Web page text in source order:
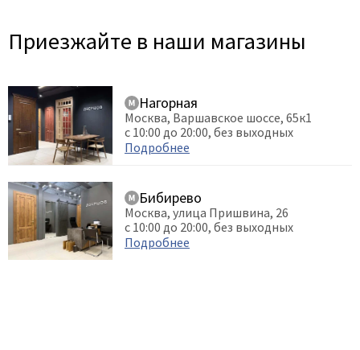
Приезжайте в наши магазины
Нагорная
Москва, Варшавское шоссе, 65к1
с 10:00 до 20:00, без выходных
Подробнее
Бибирево
Москва, улица Пришвина, 26
с 10:00 до 20:00, без выходных
Подробнее